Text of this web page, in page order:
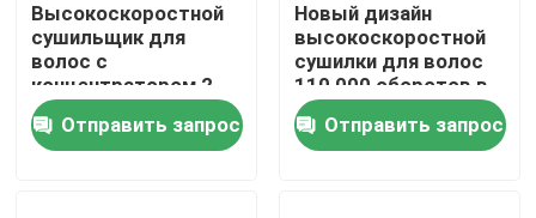
Высокоскоростной
сушильщик для
волос с
концентратором 2
года гарантии
Отправить запрос
Новый дизайн
высокоскоростной
сушилки для волос
110 000 оборотов в
минуту быстрая
сушка с 3
настройками тепла
Отправить запрос